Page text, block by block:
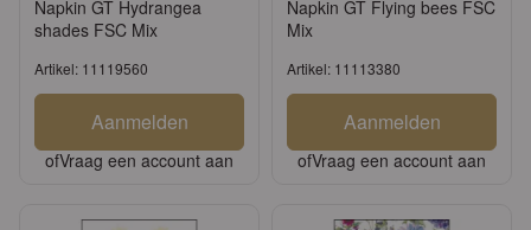
Napkin GT Hydrangea
shades FSC Mix
Artikel: 11119560
Aanmelden
ofVraag een account aan
Napkin GT Flying bees FSC
Mix
Artikel: 11113380
Aanmelden
ofVraag een account aan